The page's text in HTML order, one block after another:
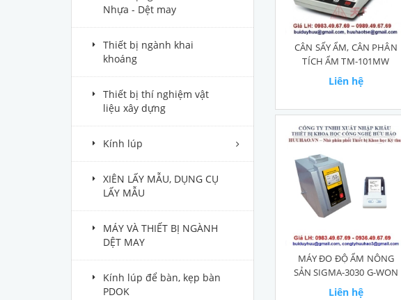
CÂN SẤY ẨM, CÂN PHÂN
TÍCH ẨM TM-101MW
Liên hệ
MÁY ĐO ĐỘ ẨM NÔNG
SẢN SIGMA-3030 G-WON
Liên hệ
Nhựa - Dệt may
Thiết bị ngành khai
khoáng
Thiết bị thí nghiệm vật
liệu xây dựng
Kính lúp
XIÊN LẤY MẪU, DỤNG CỤ
LẤY MẪU
MÁY VÀ THIẾT BỊ NGÀNH
DỆT MAY
Kính lúp để bàn, kẹp bàn
PDOK